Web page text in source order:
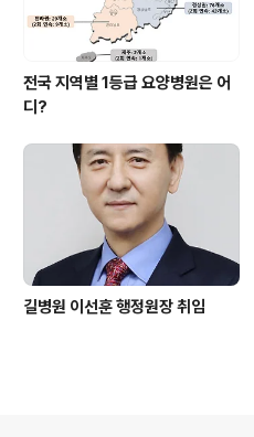
전국 지역별 1등급 요양병원은 어
디?
길병원 이선훈 행정원장 취임